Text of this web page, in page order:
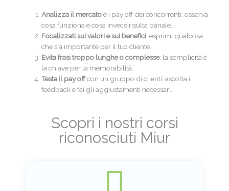
Analizza il mercatoe i pay off dei concorrenti: osserva
cosa funziona e cosa invece risulta banale.
Focalizzati sui valori e sui benefici: esprimi qualcosa
che sia importante per il tuo cliente.
Evita frasi troppo lunghe o complesse: la semplicità è
la chiave per la memorabilità.
Testa il pay offcon un gruppo di clienti: ascolta i
feedback e fai gli aggiustamenti necessari.
Scopri i nostri corsi
riconosciuti Miur